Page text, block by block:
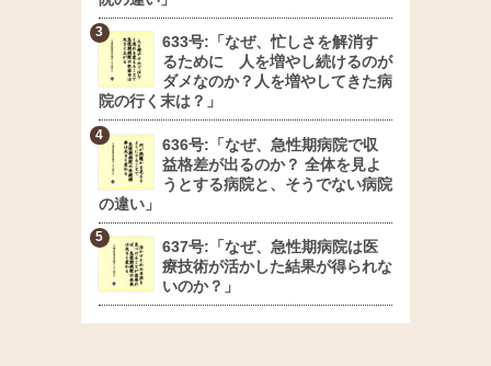
633号:「なぜ、忙しさを解消す
るために 人を増やし続けるのが
ダメなのか？人を増やしてきた病
院の行く末は？」
636号:「なぜ、急性期病院で収
益格差が出るのか？ 全体を見よ
うとする病院と、そうでない病院
の違い」
637号:「なぜ、急性期病院は医
療技術が活かした結果が得られな
いのか？」